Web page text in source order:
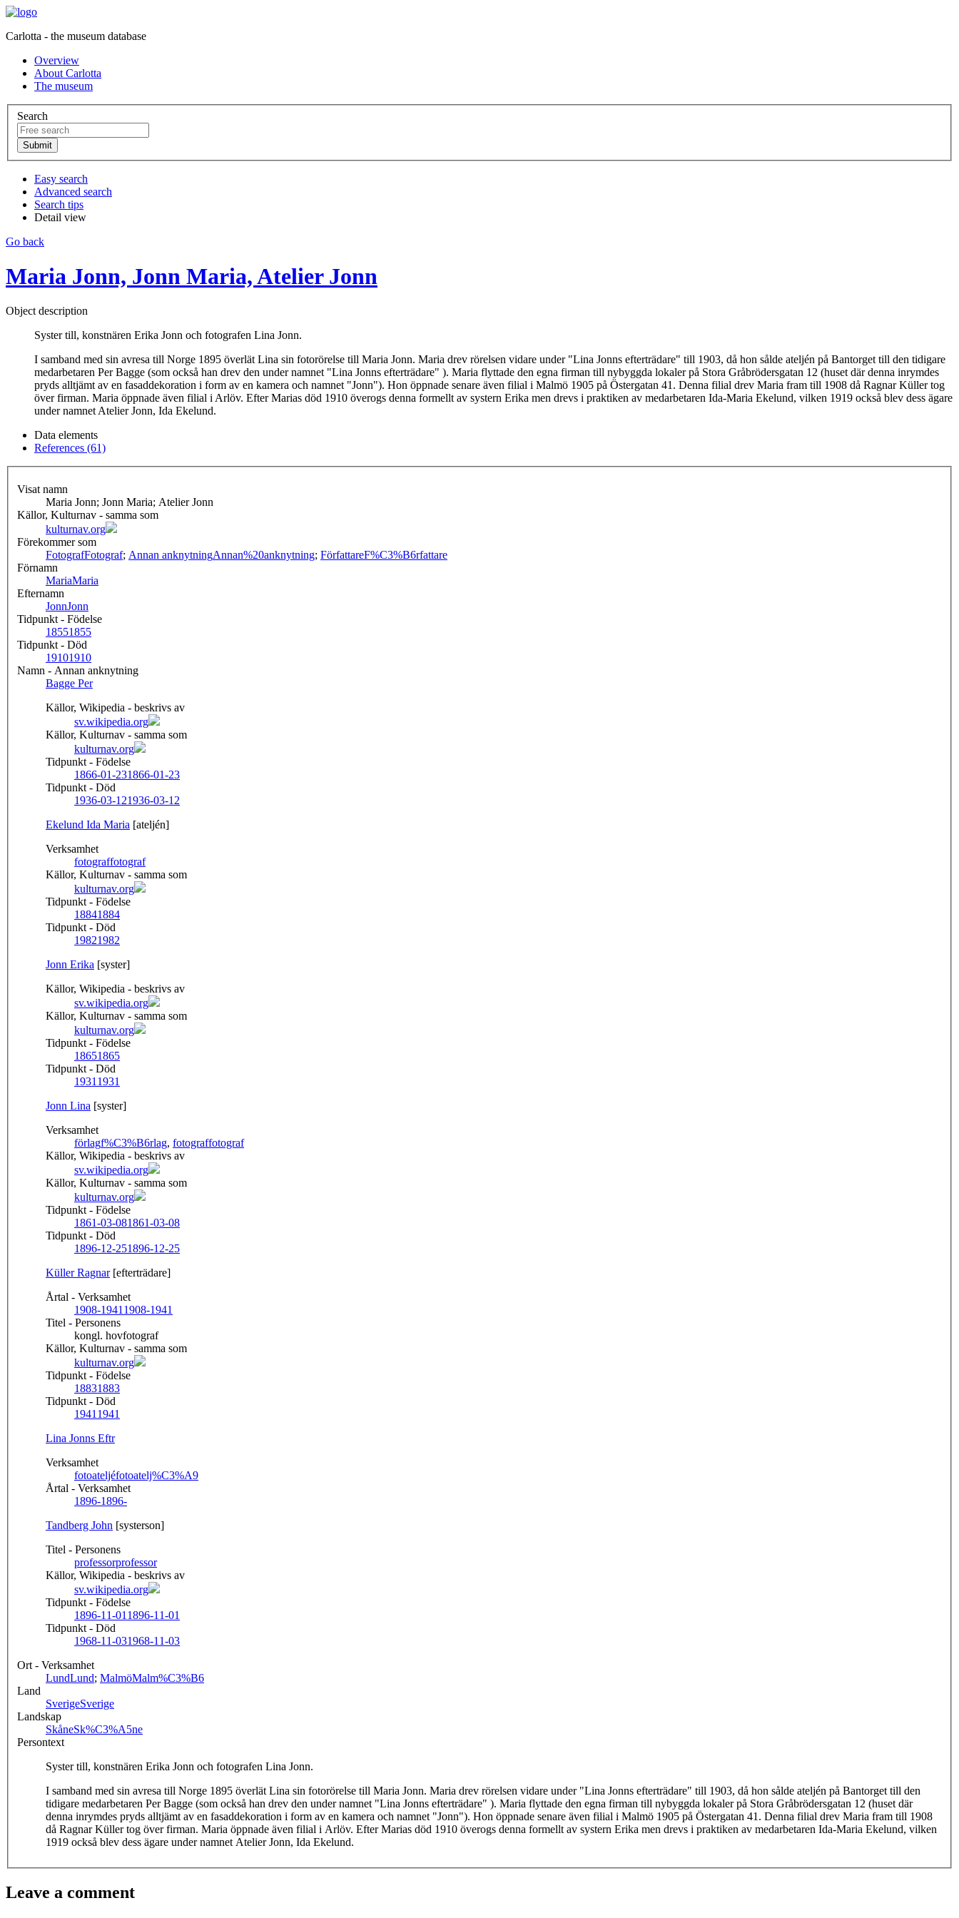
Carlotta - the museum database
Overview
About Carlotta
The museum
Search
Easy search
Advanced search
Search tips
Detail view
Go back
Maria Jonn, Jonn Maria, Atelier Jonn
Object description
Syster till, konstnären Erika Jonn och fotografen Lina Jonn.
I samband med sin avresa till Norge 1895 överlät Lina sin fotorörelse till Maria Jonn. Maria drev rörelsen vidare under "Lina Jonns efterträdare" till 1903, då hon sålde ateljén på Bantorget till den tidigare
medarbetaren Per Bagge (som också han drev den under namnet "Lina Jonns efterträdare" ). Maria flyttade den egna firman till nybyggda lokaler på Stora Gråbrödersgatan 12 (huset där denna inrymdes
pryds alltjämt av en fasaddekoration i form av en kamera och namnet "Jonn"). Hon öppnade senare även filial i Malmö 1905 på Östergatan 41. Denna filial drev Maria fram till 1908 då Ragnar Küller tog
över firman. Maria öppnade även filial i Arlöv. Efter Marias död 1910 överogs denna formellt av systern Erika men drevs i praktiken av medarbetaren Ida-Maria Ekelund, vilken 1919 också blev dess ägare
under namnet Atelier Jonn, Ida Ekelund.
Data elements
References (61)
Visat namn
Maria Jonn; Jonn Maria; Atelier Jonn
Källor, Kulturnav - samma som
kulturnav.org
Förekommer som
FotografFotograf; Annan anknytningAnnan%20anknytning; FörfattareF%C3%B6rfattare
Förnamn
MariaMaria
Efternamn
JonnJonn
Tidpunkt - Födelse
18551855
Tidpunkt - Död
19101910
Namn - Annan anknytning
Bagge Per
Källor, Wikipedia - beskrivs av
sv.wikipedia.org
Källor, Kulturnav - samma som
kulturnav.org
Tidpunkt - Födelse
1866-01-231866-01-23
Tidpunkt - Död
1936-03-121936-03-12
Ekelund Ida Maria [ateljén]
Verksamhet
fotograffotograf
Källor, Kulturnav - samma som
kulturnav.org
Tidpunkt - Födelse
18841884
Tidpunkt - Död
19821982
Jonn Erika [syster]
Källor, Wikipedia - beskrivs av
sv.wikipedia.org
Källor, Kulturnav - samma som
kulturnav.org
Tidpunkt - Födelse
18651865
Tidpunkt - Död
1931 1931
Jonn Lina [syster]
Verksamhet
förlagf%C3%B6rlag, fotograffotograf
Källor, Wikipedia - beskrivs av
sv.wikipedia.org
Källor, Kulturnav - samma som
kulturnav.org
Tidpunkt - Födelse
1861-03-081861-03-08
Tidpunkt - Död
1896-12-251896-12-25
Küller Ragnar[efterträdare]
Årtal - Verksamhet
1908-1941 1908-1941
Titel - Personens
kongl. hovfotograf
Källor, Kulturnav - samma som
kulturnav.org
Tidpunkt - Födelse
18831883
Tidpunkt - Död
1941 1941
Lina Jonns Eftr
Verksamhet
fotoateljéfotoatelj%C3%A9
Årtal - Verksamhet
1896-1896-
Tandberg John [systerson]
Titel - Personens
professorprofessor
Källor, Wikipedia - beskrivs av
sv.wikipedia.org
Tidpunkt - Födelse
1896-11-01 1896-11-01
Tidpunkt - Död
1968-11-031968-11-03
Ort - Verksamhet
LundLund; MalmöMalm%C3%B6
Land
SverigeSverige
Landskap
SkåneSk%C3%A5ne
Persontext
Syster till, konstnären Erika Jonn och fotografen Lina Jonn.
I samband med sin avresa till Norge 1895 överlät Lina sin fotorörelse till Maria Jonn. Maria drev rörelsen vidare under "Lina Jonns efterträdare" till 1903, då hon sålde ateljén på Bantorget till den
tidigare medarbetaren Per Bagge (som också han drev den under namnet "Lina Jonns efterträdare" ). Maria flyttade den egna firman till nybyggda lokaler på Stora Gråbrödersgatan 12 (huset där
denna inrymdes pryds alltjämt av en fasaddekoration i form av en kamera och namnet "Jonn"). Hon öppnade senare även filial i Malmö 1905 på Östergatan 41. Denna filial drev Maria fram till 1908
då Ragnar Küller tog över firman. Maria öppnade även filial i Arlöv. Efter Marias död 1910 överogs denna formellt av systern Erika men drevs i praktiken av medarbetaren Ida-Maria Ekelund, vilken
1919 också blev dess ägare under namnet Atelier Jonn, Ida Ekelund.
Leave a comment